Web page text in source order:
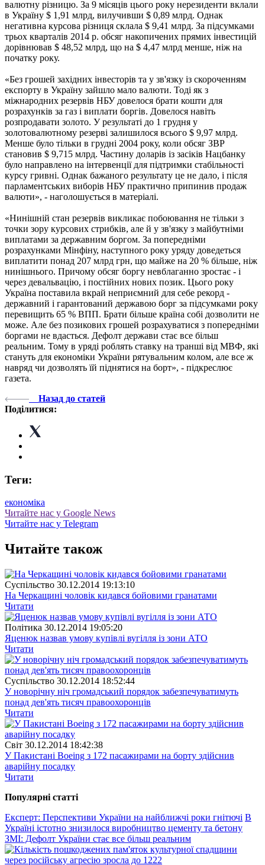
валютну різницю. За 9 місяців цього року нерезиденти вклали
в Україну $ 1,91 млрд, вилучивши $ 0,89 млрд. Однак
негативна курсова різниця склала $ 9,41 млрд. За підсумками
трьох кварталів 2014 р. обсяг накопичених прямих інвестицій
дорівнював $ 48,52 млрд, що на $ 4,47 млрд менше, ніж на
початку року.
«Без грошей західних інвесторів та у зв'язку із скороченням
експорту в Україну зайшло мало валюти. Тоді як з
міжнародних резервів НБУ довелося брати кошти для
розрахунків за газ і виплати боргів. Довелося навіть
розпродавати золото. У результаті до 1 грудня у
золотовалютному резерві залишилося всього $ 9,97 млрд.
Менше було тільки в грудні 2004 року, коли обсяг ЗВР
становив $ 9,715 млрд. Частину доларів із засіків Нацбанку
було направлено на інтервенції для підтримки стабільності
курсу гривні. Однак бажаного результату це не дало, і після
парламентських виборів НБУ практично припинив продаж
валюти», - наголошується в матеріалі.
«Нинішній стан резервів викликає побоювання не тільки з
точки зору курсових стрибків, але й у зв'язку з майбутніми
виплатами за державним боргом. За попередніми
розрахунками Мінфіну, наступного року уряду доведеться
виплатити понад 207 млрд грн, що майже на 20 % більше, ніж
нинішнього. Причому обсяг боргу невблаганно зростає - і
через девальвацію, і постійних нових позик. Цього року
Україна поставила вкрай неприємний для себе рекорд -
державний і гарантований державою борг за підсумками року
перевищить 65 % ВПП. Брати більше країна собі дозволити не
може. Але без позикових грошей розрахуватися з попередніми
боргами не вдасться. Дефолт держави стає все більш
реальним. Тому в уряді роблять ставку на транші від МВФ, які
стануть для економіки України рятувальним колом, але все ж
навряд чи дозволять їй піднятися на борт», - підкреслює
газета.
Назад до статей
Поділитися:
Теги:
економіка
Читайте нас у Google News
Читайте нас у Telegram
Читайте також
Суспiльство 30.12.2014 19:13:10
На Черкащині чоловік кидався бойовими гранатами
Читати
Полiтика 30.12.2014 19:05:20
Яценюк назвав умову купівлі вугілля із зони АТО
Читати
Суспiльство 30.12.2014 18:52:44
У новорічну ніч громадський порядок забезпечуватимуть
понад дев'ять тисяч правоохоронців
Читати
Свiт 30.12.2014 18:42:38
У Пакистані Boeing з 172 пасажирами на борту здійснив
аварійну посадку
Читати
Популярнi статтi
Експерт: Перспективи України на найближчі роки гнітючі В
Україні істотно знизилося виробництво цементу та бетону
ЗМІ: Дефолт України стає все більш реальним